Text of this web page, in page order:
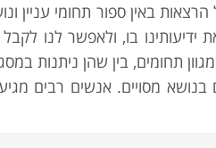
באין ספור תחומי עניין
ידיעותינו בו, ולאפשר לנו
תחומים, בין שהן ניתנות
בנושא מסויים. אנשים רבים
בהן נועדה בראש